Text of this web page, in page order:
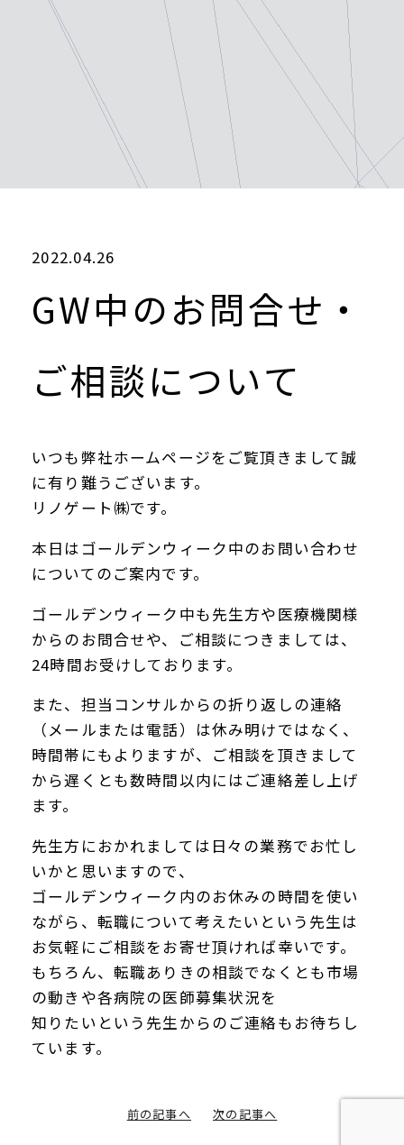
2022.04.26
GW中のお問合せ・
ご相談について
いつも弊社ホームページをご覧頂きまして誠
に有り難うございます。
リノゲート㈱です。
本日はゴールデンウィーク中のお問い合わせ
についてのご案内です。
ゴールデンウィーク中も先生方や医療機関様
からのお問合せや、ご相談につきましては、
24時間お受けしております。
また、担当コンサルからの折り返しの連絡
（メールまたは電話）は休み明けではなく、
時間帯にもよりますが、ご相談を頂きまして
から遅くとも数時間以内にはご連絡差し上げ
ます。
先生方におかれましては日々の業務でお忙し
いかと思いますので、
ゴールデンウィーク内のお休みの時間を使い
ながら、転職について考えたいという先生は
お気軽にご相談をお寄せ頂ければ幸いです。
もちろん、転職ありきの相談でなくとも市場
の動きや各病院の医師募集状況を
知りたいという先生からのご連絡もお待ちし
ています。
前の記事へ 次の記事へ